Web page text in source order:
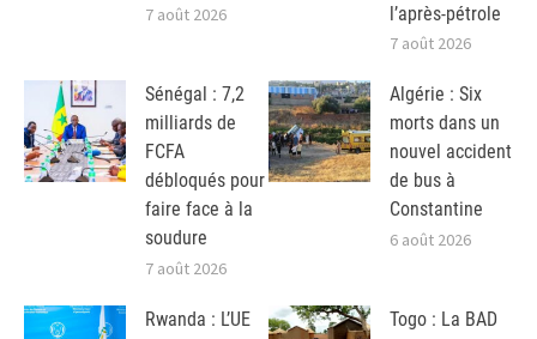
7 août 2026
l’après-pétrole
7 août 2026
Sénégal : 7,2
milliards de
FCFA
débloqués pour
faire face à la
soudure
7 août 2026
Algérie : Six
morts dans un
nouvel accident
de bus à
Constantine
6 août 2026
Rwanda : L’UE
Togo : La BAD